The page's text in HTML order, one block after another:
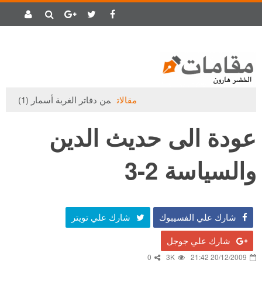
مقالات من دفاتر الغربة أسمار (1)
عودة الى حديث الدين
والسياسة 2-3
شارك علي الفسيبوك شارك علي تويتر
شارك علي جوجل
20/12/2009 21:42
3K
0